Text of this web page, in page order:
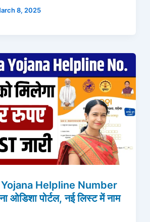
8, 2025
Helpline Number
ओडिशा पोर्टल, नई लिस्ट में नाम